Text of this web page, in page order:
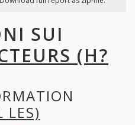
SUI
(H?
LES)